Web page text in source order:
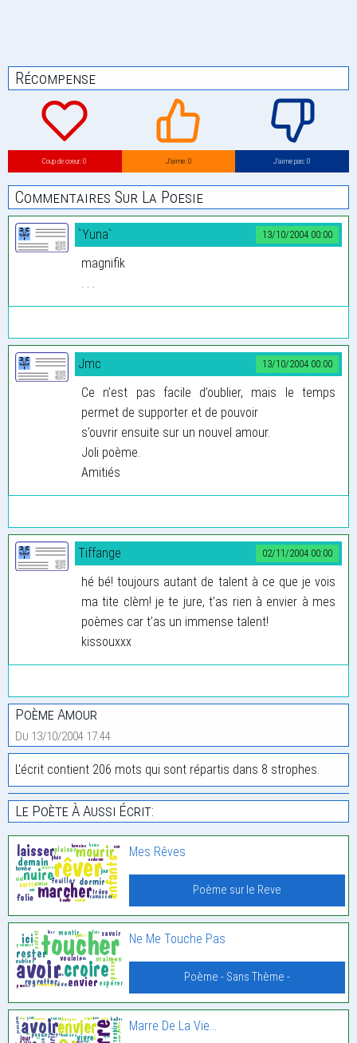
Récompense
Coup de coeur: 0 J’aime: 0 J’aime pas: 0
Commentaires Sur La Poesie
13/10/2004 00:00
`Yuna`
magnifik
13/10/2004 00:00
Jmc
Ce n’est pas facile d’oublier, mais le temps
permet de supporter et de pouvoir
s’ouvrir ensuite sur un nouvel amour.
Joli poème.
Amitiés
02/11/2004 00:00
Tiffange
hé bé! toujours autant de talent à ce que je vois
ma tite clèm! je te jure, t’as rien à envier à mes
poèmes car t’as un immense talent!
kissouxxx
Poème Amour
Du 13/10/2004 17:44
L'écrit contient 206 mots qui sont répartis dans 8 strophes.
Le Poète À Aussi Écrit:
Mes Rêves
Poème sur le Reve
Ne Me Touche Pas
Poème - Sans Thème -
Marre De La Vie…